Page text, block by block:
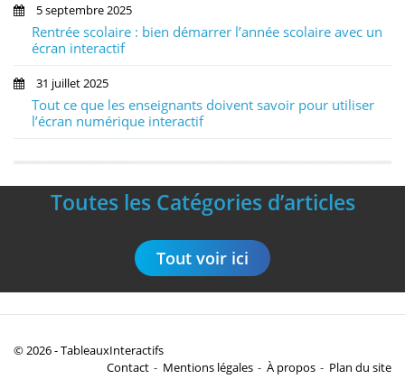
5 septembre 2025
Rentrée scolaire : bien démarrer l’année scolaire avec un
écran interactif
31 juillet 2025
Tout ce que les enseignants doivent savoir pour utiliser
l’écran numérique interactif
Toutes les Catégories d’articles
Tout voir ici
© 2026 -TableauxInteractifs
Contact
Mentions légales À propos Plan du site